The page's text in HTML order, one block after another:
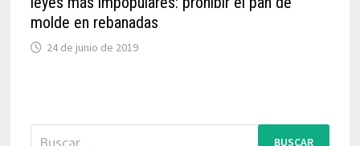
molde en rebanadas
24 de junio de 2019
Buscar: